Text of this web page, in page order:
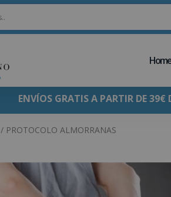
Home
ENVÍOS GRATIS A PARTIR DE
/ PROTOCOLO ALMORRANAS